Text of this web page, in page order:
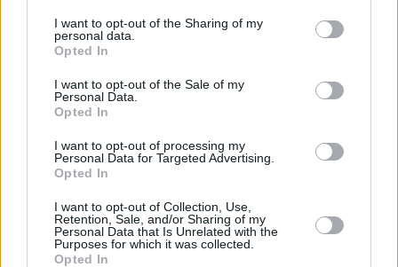
de su consentimiento, pero usted tiene el derecho de
rechazar tal procesamiento. Sus preferencias se aplicarán
cualquier momento entrando de nuevo en este sitio web o
visitando nuestra política de privacidad.
I want to opt-out of the Sharing of my
personal data.
Opted In
I want to opt-out of the Sale of my
Personal Data.
Opted In
I want to opt-out of processing my
Personal Data for Targeted Advertising.
Opted In
I want to opt-out of Collection, Use,
Retention, Sale, and/or Sharing of my
Personal Data that Is Unrelated with the
Purposes for which it was collected.
Opted In